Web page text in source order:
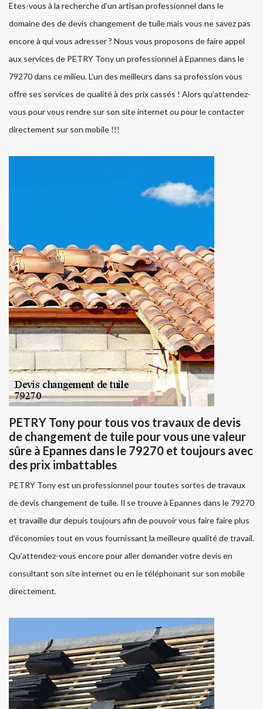
Etes-vous à la recherche d’un artisan professionnel dans le
domaine des de devis changement de tuile mais vous ne savez pas
encore à qui vous adresser ? Nous vous proposons de faire appel
aux services de PETRY Tony un professionnel à Epannes dans le
79270 dans ce milieu. L’un des meilleurs dans sa profession vous
offre ses services de qualité à des prix cassés ! Alors qu’attendez-
vous pour vous rendre sur son site internet ou pour le contacter
directement sur son mobile !!!
PETRY Tony pour tous vos travaux de devis
de changement de tuile pour vous une valeur
sûre à Epannes dans le 79270 et toujours avec
des prix imbattables
PETRY Tony est un professionnel pour toutes sortes de travaux
de devis changement de tuile. Il se trouve à Epannes dans le 79270
et travaille dur depuis toujours afin de pouvoir vous faire faire plus
d’économies tout en vous fournissant la meilleure qualité de travail.
Qu’attendez-vous encore pour aller demander votre devis en
consultant son site internet ou en le téléphonant sur son mobile
directement.